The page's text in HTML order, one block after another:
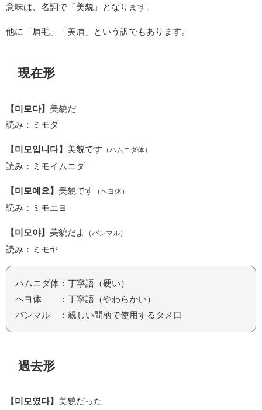
意味は、名詞で「美貌」となります。
他に「眉毛」「美眉」という訳でもあります。
現在形
【미모다】 美貌だ
読み：ミモダ
【미모입니다】 美貌です （ハムニダ体）
読み：ミモイムニダ
【미모예요】 美貌です （ヘヨ体）
読み：ミモエヨ
【미모야】 美貌だよ （パンマル）
読み：ミモヤ
ハムニダ体：丁寧語（硬い）
ヘヨ体 ：丁寧語（やわらかい）
パンマル ：親しい間柄で使用するタメ口
過去形
【미모였다】 美貌だった